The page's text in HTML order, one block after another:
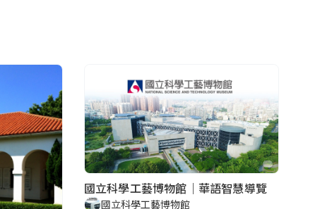
國立科學工藝博物館｜華語智慧導覽
國立科學工藝博物館